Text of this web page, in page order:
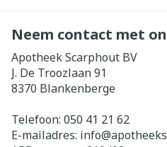
Neem contact met
Apotheek Scarphout BV
J. De Troozlaan 91
8370 Blankenberge
Telefoon: 050 41 21 62
E-mailadres: info@